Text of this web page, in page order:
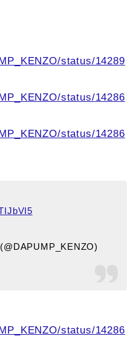
status/14289
status/14286
status/14286
status/14286